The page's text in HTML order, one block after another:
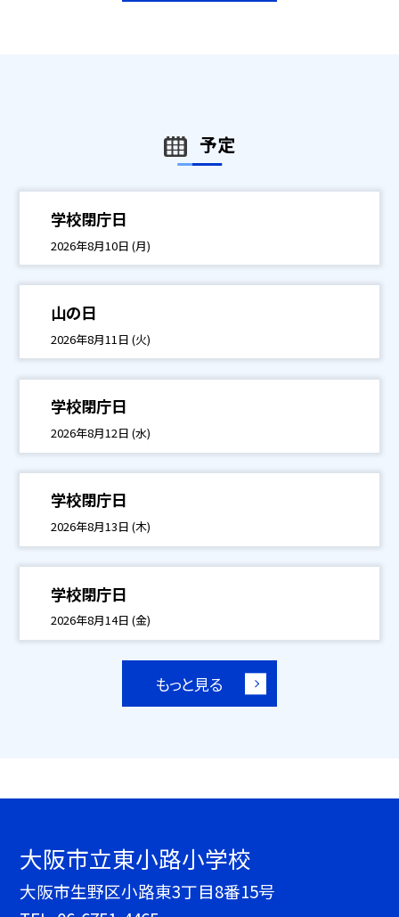
予定
学校閉庁日
2026年8月10日 (月)
山の日
2026年8月11日 (火)
学校閉庁日
2026年8月12日 (水)
学校閉庁日
2026年8月13日 (木)
学校閉庁日
2026年8月14日 (金)
もっと見る
大阪市立東小路小学校
大阪市生野区小路東3丁目8番15号